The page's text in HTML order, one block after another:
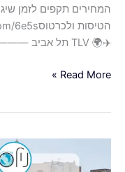
המחירים תקפים לזמן
✈️🌍 TLV תל אביב ——————- טיסה
Read More »